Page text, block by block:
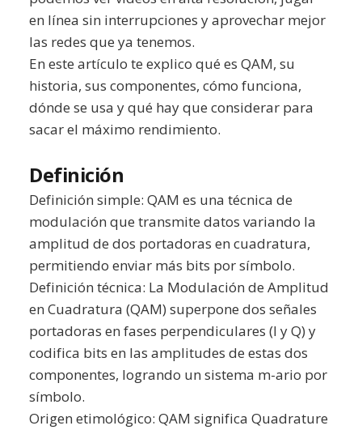
en línea sin interrupciones y aprovechar mejor
las redes que ya tenemos.
En este artículo te explico qué es QAM, su
historia, sus componentes, cómo funciona,
dónde se usa y qué hay que considerar para
sacar el máximo rendimiento.
Definición
Definición simple: QAM es una técnica de
modulación que transmite datos variando la
amplitud de dos portadoras en cuadratura,
permitiendo enviar más bits por símbolo.
Definición técnica: La Modulación de Amplitud
en Cuadratura (QAM) superpone dos señales
portadoras en fases perpendiculares (I y Q) y
codifica bits en las amplitudes de estas dos
componentes, logrando un sistema m-ario por
símbolo.
Origen etimológico: QAM significa Quadrature